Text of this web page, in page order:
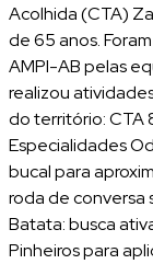
Acolhida (CTA)
de 65 anos.
AMPI-AB pelas
realizou
do território: CTA
Especialidades
bucal para
roda de conversa
Batata: busca
Pinheiros para